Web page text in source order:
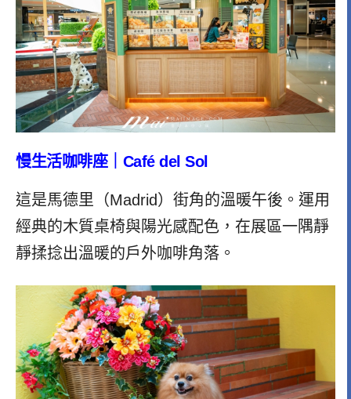
慢生活咖啡座｜Café del Sol
這是馬德里（Madrid）街角的溫暖午後。 運用
經典的木質桌椅與陽光感配色，在展區一隅靜
靜揉捻出溫暖的戶外咖啡角落。